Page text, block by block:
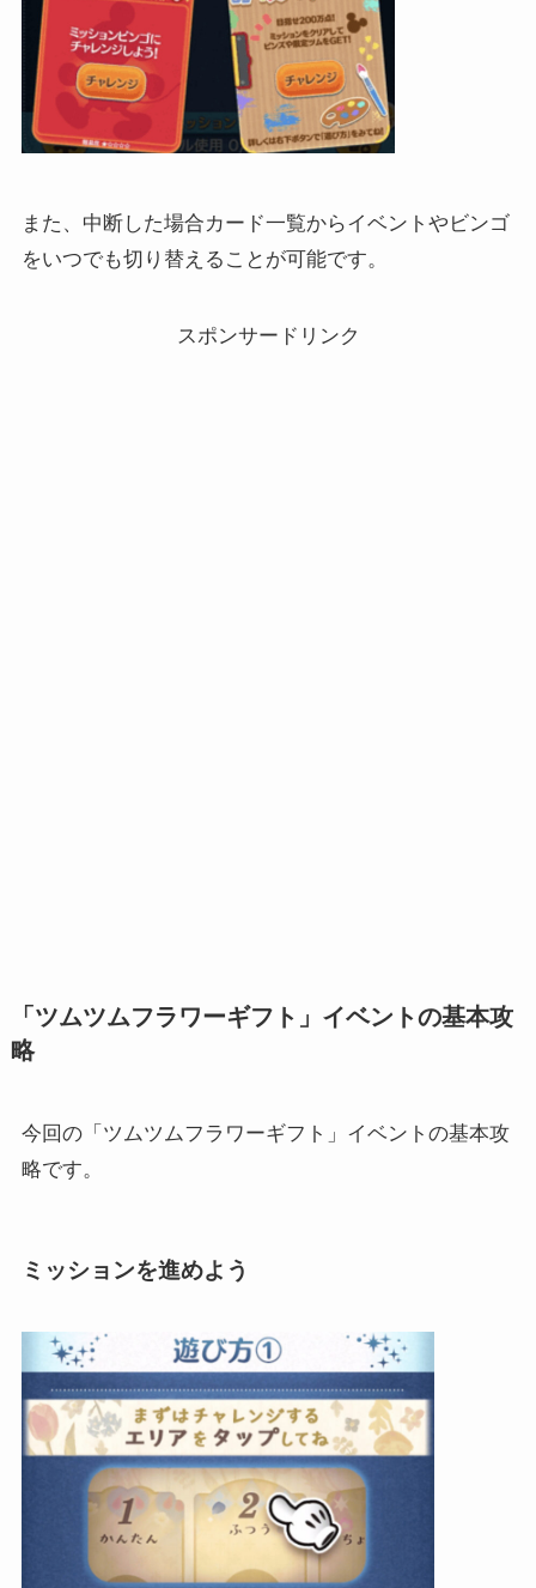
また、中断した場合カード一覧からイベントやビンゴ
をいつでも切り替えることが可能です。
スポンサードリンク
「ツムツムフラワーギフト」イベントの基本攻
略
今回の「ツムツムフラワーギフト」イベントの基本攻
略です。
ミッションを進めよう